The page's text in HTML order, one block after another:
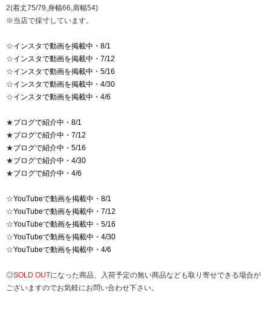
2(着丈75/79,身幅66,肩幅54)
※当店で採寸しています。
☆インスタで動画を掲載中・8/1
☆インスタで動画を掲載中・7/12
☆インスタで動画を掲載中・5/16
☆インスタで動画を掲載中・4/30
☆インスタで動画を掲載中・4/6
★ブログで紹介中・8/1
★ブログで紹介中・7/12
★ブログで紹介中・5/16
★ブログで紹介中・4/30
★ブログで紹介中・4/6
☆YouTubeで動画を掲載中・8/1
☆YouTubeで動画を掲載中・7/12
☆YouTubeで動画を掲載中・5/16
☆YouTubeで動画を掲載中・4/30
☆YouTubeで動画を掲載中・4/6
◎SOLD OUTになった商品、入荷予定の無い商品なども取り寄せできる場合が
ございますのでお気軽にお問い合わせ下さい。